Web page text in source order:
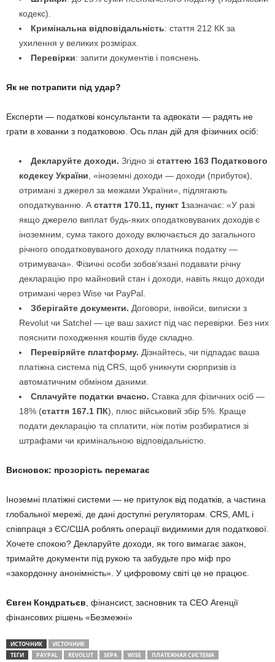
кодекс).
Кримінальна відповідальність: стаття 212 КК за
ухилення у великих розмірах.
Перевірки: запити документів і пояснень.
Як не потрапити під удар?
Експерти — податкові консультанти та адвокати — радять не
грати в хованки з податковою. Ось план дій для фізичних осіб:
Декларуйте доходи. Згідно зі статтею 163 Податкового
кодексу України, «іноземні доходи — доходи (прибуток),
отримані з джерел за межами України», підлягають
оподаткуванню. Астаття 170.11, пункт 1зазначає: «У разі
якщо джерело виплат будь-яких оподатковуваних доходів є
іноземним, сума такого доходу включається до загального
річного оподатковуваного доходу платника податку —
отримувача». Фізичні особи зобов’язані подавати річну
декларацію про майновий стан і доходи, навіть якщо доходи
отримані через Wise чи PayPal.
Зберігайте документи. Договори, інвойси, виписки з
Revolut чи Satchel — це ваш захист під час перевірки. Без них
пояснити походження коштів буде складно.
Перевіряйте платформу. Дізнайтесь, чи підпадає ваша
платіжна система під CRS, щоб уникнути сюрпризів із
автоматичним обміном даними.
Сплачуйте податки вчасно. Ставка для фізичних осіб —
18% (стаття 167.1 ПК), плюс військовий збір 5%. Краще
подати декларацію та сплатити, ніж потім розбиратися зі
штрафами чи кримінальною відповідальністю.
Висновок: прозорість перемагає
Іноземні платіжні системи — не притулок від податків, а частина
глобальної мережі, де дані доступні регуляторам. CRS, AML і
співпраця з ЄС/США роблять операції видимими для податкової.
Хочете спокою? Декларуйте доходи, як того вимагає закон,
тримайте документи під рукою та забудьте про міф про
«закордонну анонімність». У цифровому світі це не працює.
Євген Кондратьєв, фінансист, засновник та СЕО Агенції
фінансових рішень «Безмежні»
ИСТОЧНИК
ИСТОЧНИК
ТЕГИ
PAYPAL REVOLUT SEPA WISE ПЛАТЕЖНАЯ СИСТЕМА